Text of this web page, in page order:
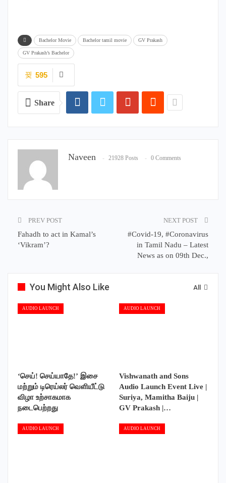
Bachelor Movie Bachelor tamil movie GV Prakash
GV Prakash’s Bachelor
595
Share
Naveen 21928 Posts 0 Comments
PREV POST
Fahadh to act in Kamal’s
‘Vikram’?
NEXT POST
#Covid-19, #Coronavirus
in Tamil Nadu – Latest
News as on 09th Dec.,
All
You Might Also Like
AUDIO LAUNCH
‘செய்! செய்யாதே!’ இசை
மற்றும் டிரெய்லர் வெளியீட்டு
விழா உற்சாகமாக
நடைபெற்றது
AUDIO LAUNCH
Vishwanath and Sons
Audio Launch Event Live |
Suriya, Mamitha Baiju |
GV Prakash |…
AUDIO LAUNCH AUDIO LAUNCH